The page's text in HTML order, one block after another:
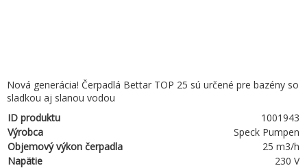
Nová generácia! Čerpadlá Bettar TOP 25 sú určené pre bazény so
sladkou aj slanou vodou
ID produktu
1001943
Výrobca
Speck Pumpen
Objemový výkon čerpadla
25 m3/h
Napätie
230 V